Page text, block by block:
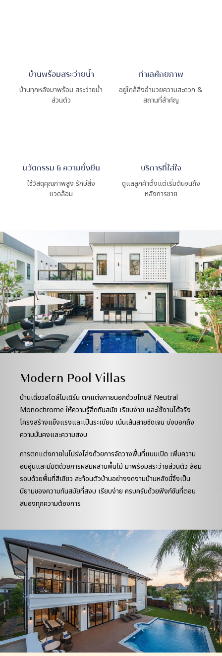
บ้านพร้อมสระว่ายน้ำ
บ้านทุกหลังมาพร้อม สระว่ายน้ำ
ส่วนตัว
ทำเลศักยภาพ
อยู่ใกล้สิ่งอำนวยความสะดวก &
สถานที่สำคัญ
นวัตกรรม & ความยั่งยืน
ใช้วัสดุคุณภาพสูง รักษ์สิ่ง
แวดล้อม
บริการที่ใส่ใจ
ดูแลลูกค้าตั้งแต่เริ่มต้นจนถึง
หลังการขาย
Modern Pool Villas
บ้านเดี่ยวสไตล์โมเดิร์น ตกแต่งภายนอกด้วยโทนสี Neutral
Monochrome ให้ความรู้สึกทันสมัย เรียบง่าย และใช้งานได้จริง
โครงสร้างแข็งแรงและเป็นระเบียบ เน้นเส้นสายชัดเจน บ่งบอกถึง
ความมั่นคงและความสงบ
การตกแต่งภายในโปร่งโล่งด้วยการจัดวางพื้นที่แบบเปิด เพิ่มความ
อบอุ่นและมีมิติด้วยการผสมผสานพื้นไม้ มาพร้อมสระว่ายส่วนตัว ล้อม
รอบด้วยพื้นที่สีเขียว สะท้อนตัวบ้านอย่างงดงามบ้านหลังนี้จึงเป็น
นิยามของความทันสมัยที่สงบ เรียบง่าย ครบครันด้วยฟังก์ชันที่ตอบ
สนองทุกความต้องการ